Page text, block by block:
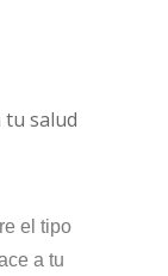
tu salud
el tipo
a tu